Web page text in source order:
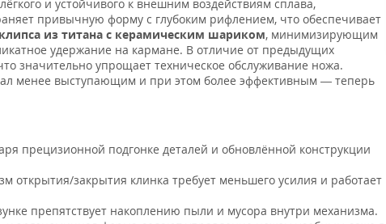
и устойчивого к внешним воздействиям сплава,
привычную форму с глубоким рифлением, что обеспечивает
клипса из титана с керамическим шариком, минимизирующим
удержание на кармане. В отличие от предыдущих
значительно упрощает техническое обслуживание ножа.
менее выступающим и при этом более эффективным — теперь
прецизионной подгонке деталей и обновлённой конструкции
открытия/закрытия клинка требует меньшего усилия и работает
препятствует накоплению пыли и мусора внутри механизма.